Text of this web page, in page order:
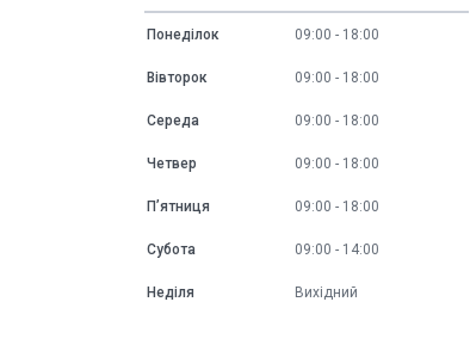
Понеділок 09:00 18:00
Вівторок 09:00 18:00
Середа 09:00 18:00
Четвер 09:00 18:00
Пʼятниця 09:00 18:00
Субота 09:00 14:00
Неділя Вихідний